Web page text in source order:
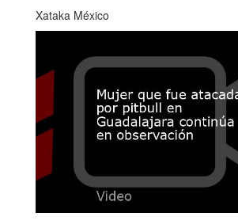
Xataka México